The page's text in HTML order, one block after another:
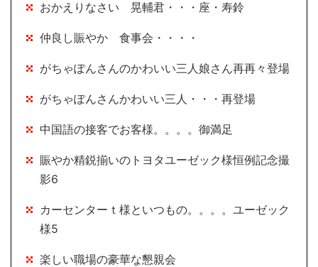
おかえりなさい 晃輔君・・・座・寿鈴
仲良し賑やか 食事会・・・・
がちゃぽんさんのかわいい三人娘さん再再々登場
がちゃぽんさんかわいい三人・・・再登場
中国語の接客でお客様。。。。御満足
賑やか精鋭揃いのトヨタユーゼック様恒例記念撮
影6
カーセンターｔ様といつもの。。。。ユーゼック
様5
楽しい職場の豪華な懇親会